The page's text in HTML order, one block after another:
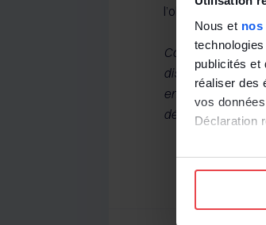
Nous et nos
publicités et
réaliser des
vos
Déclaration
Si vous le
l’obligation d’établir
Cour de
disposition
entreprise et y
déterminer si